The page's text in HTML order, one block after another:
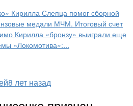
Кирилла Слепца помог сборной
медали МЧМ. Итоговый счет
Кирилла «бронзу» выиграли еще
«Локомотива»:...
8 лет назад